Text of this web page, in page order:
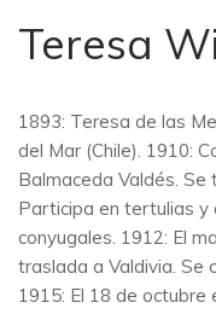
Teresa
1893: Teresa de las
del Mar (Chile). 1910:
Balmaceda Valdés.
Participa en tertulias y
conyugales. 1912: El
traslada a Valdivia. Se
1915: El 18 de octubre